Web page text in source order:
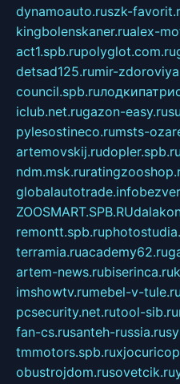
dynamoauto.ruszk-
kingbolenskaner.rualex-
act1.spb.rupolyglot.com.ru
detsad125.rumir-
council.spb.ru
iclub.net.rugazon-easy.ru
pylesostineco.rumsts-
artemovskij.rudopler.spb.ru
ndm.msk.ru
globalautotrade.info
ZOOSMART.SPB.RU
remontt.spb.ru
terramia.ruacademy62.ru
artem-news.rubiserinca.ru
imshowtv.rumebel-v-tule.ru
pcsecurity.net.rutool-sib.ru
fan-cs.rusanteh-russia.ru
tmmotors.spb.ru
obustrojdom.rusovetcik.ru